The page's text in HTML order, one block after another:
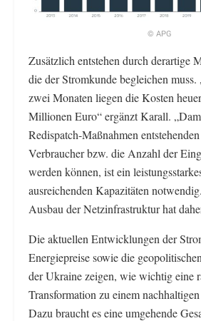
© APG
Zusätzlich entstehen durch derartige
die der Stromkunde begleichen muss.
zwei Monaten liegen die Kosten
Millionen Euro“ ergänzt Karall.
Redispatch-Maßnahmen
Verbraucher bzw. die Anzahl der
werden können, ist ein
ausreichenden Kapazitäten
Ausbau der Netzinfrastruktur hat
Die aktuellen Entwicklungen der
Energiepreise sowie die
der Ukraine zeigen, wie wichtig eine
Transformation zu einem
Dazu braucht es eine umgehende